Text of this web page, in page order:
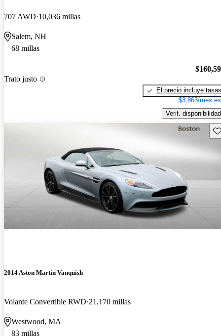
707 AWD 10,036 millas
Salem, NH
68 millas
Trato justo
El precio incluye tasas
$3,863/mes
Verif. disponibilidad
2014 Aston Martin Vanquish
Volante Convertible RWD 21,170 millas
Westwood, MA
83 millas